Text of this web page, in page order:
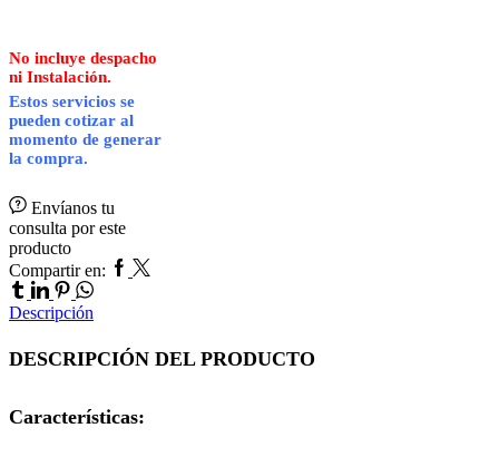
No incluye despacho
ni Instalación.
Estos servicios se
pueden cotizar al
momento de generar
la compra.
Envíanos tu
consulta por este
producto
Compartir en: Facebook
Twitter
Linkedin
Pinterest
Whatsapp
Descripción
DESCRIPCIÓN DEL PRODUCTO
Características: